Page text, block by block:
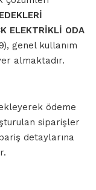
ELEKTRİKLİ ODA
genel kullanım
almaktadır.
ödeme
siparişler
detaylarına